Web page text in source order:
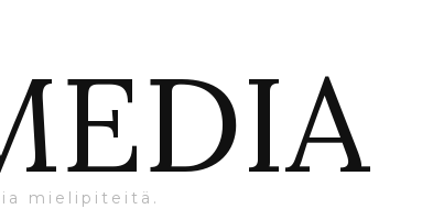
mielipiteitä.